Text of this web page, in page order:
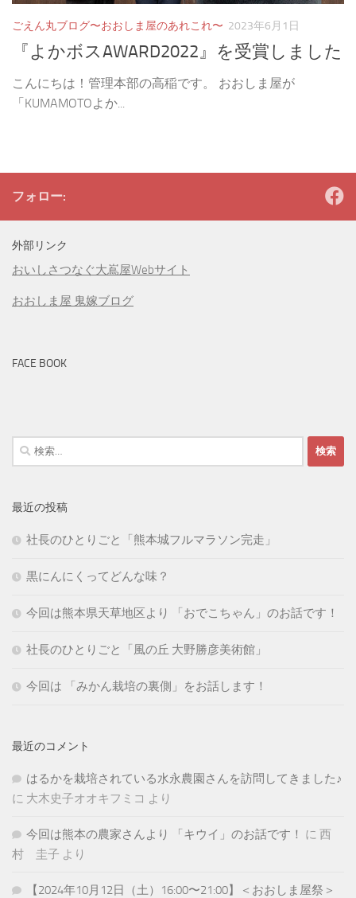
ごえん丸ブログ〜おおしま屋のあれこれ〜 2023年6月1日
『よかボスAWARD2022』を受賞しました
こんにちは！管理本部の高稲です。 おおしま屋が
「KUMAMOTOよか...
フォロー:
外部リンク
おいしさつなぐ大嶌屋Webサイト
おおしま屋 鬼嫁ブログ
FACE BOOK
検
索:
最近の投稿
社長のひとりごと「熊本城フルマラソン完走」
黒にんにくってどんな味？
今回は熊本県天草地区より 「おでこちゃん」のお話です！
社長のひとりごと「風の丘 大野勝彦美術館」
今回は 「みかん栽培の裏側」をお話します！
最近のコメント
はるかを栽培されている水永農園さんを訪問してきました♪
に 大木史子オオキフミコ より
今回は熊本の農家さんより 「キウイ」のお話です！ に 西
村 圭子 より
【2024年10月12日（土）16:00〜21:00】＜おおしま屋祭＞